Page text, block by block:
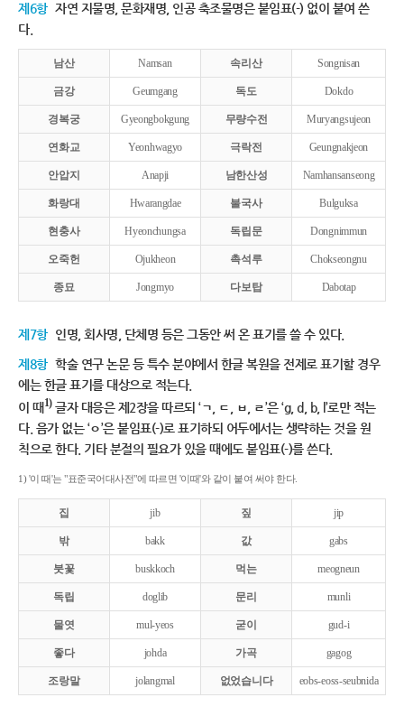
제6항 자연 지물명, 문화재명, 인공 축조물명은 붙임표(-) 없이 붙여 쓴
다.
남산 Namsan 속리산 Songnisan
금강 Geumgang 독도 Dokdo
경복궁 Gyeongbokgung 무량수전 Muryangsujeon
연화교 Yeonhwagyo 극락전 Geungnakjeon
안압지 Anapji 남한산성 Namhansanseong
화랑대 Hwarangdae 불국사 Bulguksa
현충사 Hyeonchungsa 독립문 Dongnimmun
오죽헌 Ojukheon 촉석루 Chokseongnu
종묘 Jongmyo 다보탑 Dabotap
제7항 인명, 회사명, 단체명 등은 그동안 써 온 표기를 쓸 수 있다.
제8항 학술 연구 논문 등 특수 분야에서 한글 복원을 전제로 표기할 경우
에는 한글 표기를 대상으로 적는다.
이 때1)글자 대응은 제2장을 따르되 ‘ㄱ, ㄷ, ㅂ, ㄹ’은 ‘g, d, b, l’로만 적는
다. 음가 없는 ‘ㅇ’은 붙임표(-)로 표기하되 어두에서는 생략하는 것을 원
칙으로 한다. 기타 분절의 필요가 있을 때에도 붙임표(-)를 쓴다.
1) '이 때'는 "표준국어대사전"에 따르면 '이때'와 같이 붙여 써야 한다.
집 jib 짚 jip
밖 bakk 값 gabs
붓꽃 buskkoch 먹는 meogneun
독립 doglib 문리 munli
물엿 mul-yeos 굳이 gud-i
좋다 johda 가곡 gagog
조랑말 jolangmal 없었습니다 eobs-eoss-seubnida